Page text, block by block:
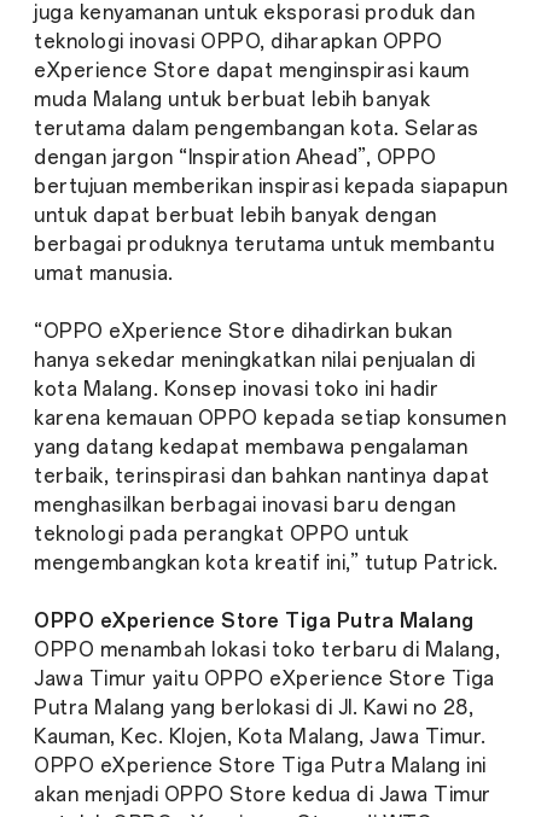
juga kenyamanan untuk eksporasi produk dan
teknologi inovasi OPPO, diharapkan OPPO
eXperience Store dapat menginspirasi kaum
muda Malang untuk berbuat lebih banyak
terutama dalam pengembangan kota. Selaras
dengan jargon “Inspiration Ahead”, OPPO
bertujuan memberikan inspirasi kepada siapapun
untuk dapat berbuat lebih banyak dengan
berbagai produknya terutama untuk membantu
umat manusia.
“OPPO eXperience Store dihadirkan bukan
hanya sekedar meningkatkan nilai penjualan di
kota Malang. Konsep inovasi toko ini hadir
karena kemauan OPPO kepada setiap konsumen
yang datang kedapat membawa pengalaman
terbaik, terinspirasi dan bahkan nantinya dapat
menghasilkan berbagai inovasi baru dengan
teknologi pada perangkat OPPO untuk
mengembangkan kota kreatif ini,” tutup Patrick.
OPPO eXperience Store Tiga Putra Malang
OPPO menambah lokasi toko terbaru di Malang,
Jawa Timur yaitu OPPO eXperience Store Tiga
Putra Malang yang berlokasi di Jl. Kawi no 28,
Kauman, Kec. Klojen, Kota Malang, Jawa Timur.
OPPO eXperience Store Tiga Putra Malang ini
akan menjadi OPPO Store kedua di Jawa Timur